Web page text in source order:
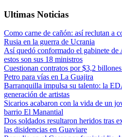
Ultimas Noticias
Como carne de cañón: así reclutan a
Rusia en la guerra de Ucrania
Así quedó conformado el gabinete
estos son sus 18 ministros
Cuestionan contratos por $3,2
Petro para vías en La Guajira
Barranquilla impulsa su talento: la
generación de artistas
Sicarios acabaron con la vida de un
barrio El Manantial
Dos soldados resultaron heridos tras
las disidencias en Guaviare